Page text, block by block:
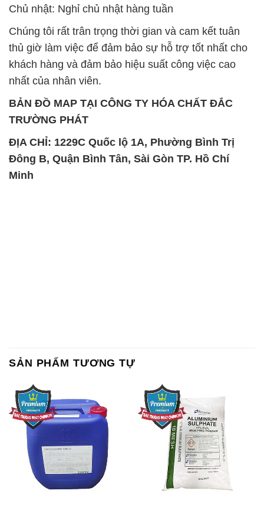
Chủ nhật: Nghỉ chủ nhật hàng tuần
Chúng tôi rất trân trọng thời gian và cam kết tuân
thủ giờ làm việc để đảm bảo sự hỗ trợ tốt nhất cho
khách hàng và đảm bảo hiệu suất công việc cao
nhất của nhân viên.
BẢN ĐỒ MAP TẠI CÔNG TY HÓA CHẤT ĐẮC
TRƯỜNG PHÁT
ĐỊA CHỈ: 1229C Quốc lộ 1A, Phường Bình Trị
Đông B, Quận Bình Tân, Sài Gòn TP. Hồ Chí
Minh
SẢN PHẨM TƯƠNG TỰ